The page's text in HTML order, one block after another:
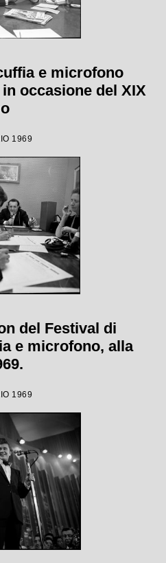
e microfono
occasione del XIX
1969
del Festival di
e microfono, alla
1969